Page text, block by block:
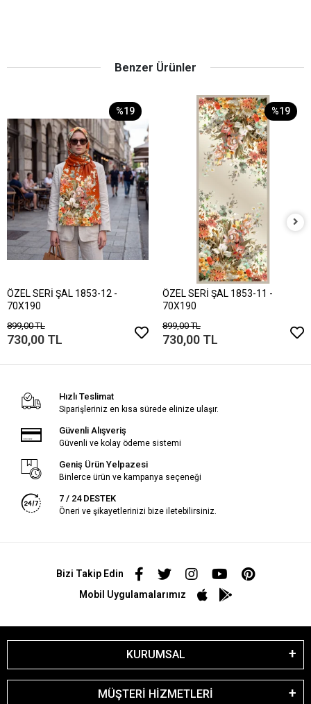
Benzer Ürünler
%19
ÖZEL SERİ ŞAL 1853-12 -
70X190
899,00 TL
730,00 TL
%19
ÖZEL SERİ ŞAL 1853-11 -
70X190
899,00 TL
730,00 TL
Hızlı Teslimat
Siparişleriniz en kısa sürede elinize ulaşır.
Güvenli Alışveriş
Güvenli ve kolay ödeme sistemi
Geniş Ürün Yelpazesi
Binlerce ürün ve kampanya seçeneği
7 / 24 DESTEK
Öneri ve şikayetlerinizi bize iletebilirsiniz.
Bizi Takip Edin
Mobil Uygulamalarımız
KURUMSAL
MÜŞTERİ HİZMETLERİ